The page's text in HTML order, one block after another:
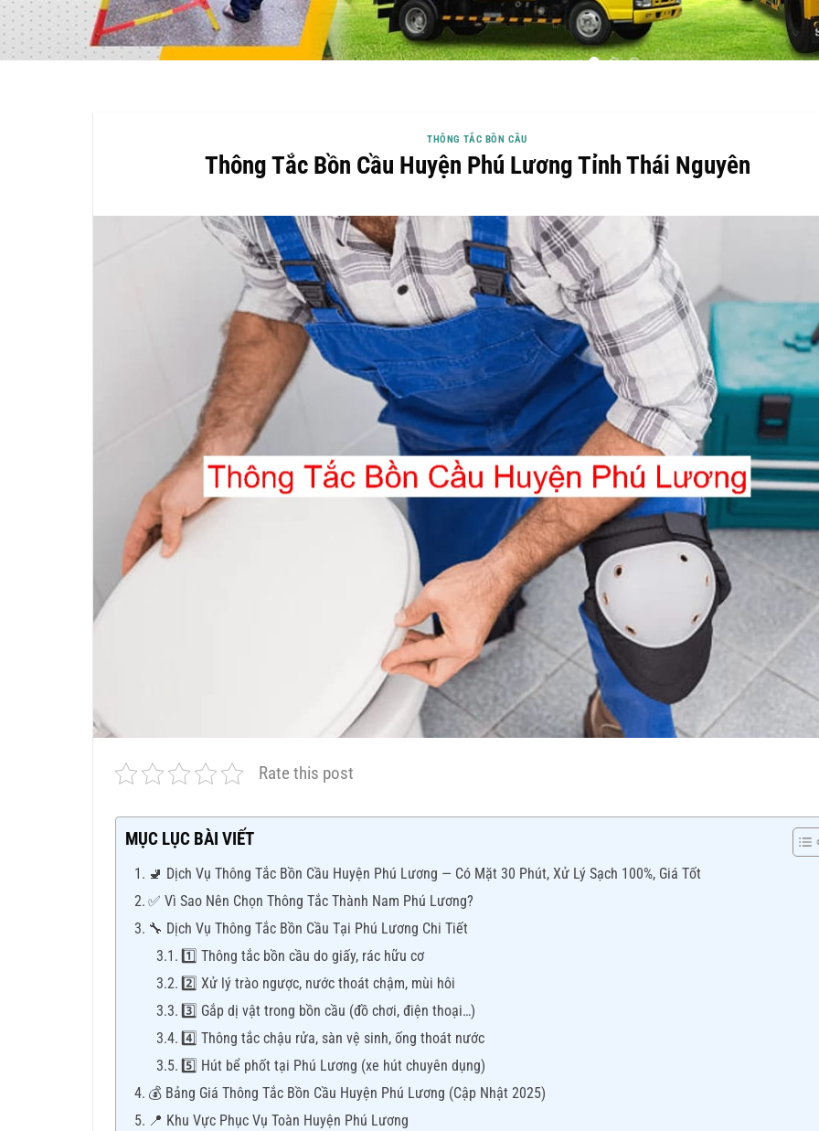
THÔNG TẮC BỒN CẦU
Thông Tắc Bồn Cầu Huyện Phú Lương Tỉnh Thái Nguyên
Rate this post
MỤC LỤC BÀI VIẾT
🚽 Dịch Vụ Thông Tắc Bồn Cầu Huyện Phú Lương — Có Mặt 30 Phút, Xử Lý Sạch 100%, Giá Tốt
✅ Vì Sao Nên Chọn Thông Tắc Thành Nam Phú Lương?
🔧 Dịch Vụ Thông Tắc Bồn Cầu Tại Phú Lương Chi Tiết
1️⃣ Thông tắc bồn cầu do giấy, rác hữu cơ
2️⃣ Xử lý trào ngược, nước thoát chậm, mùi hôi
3️⃣ Gắp dị vật trong bồn cầu (đồ chơi, điện thoại…)
4️⃣ Thông tắc chậu rửa, sàn vệ sinh, ống thoát nước
5️⃣ Hút bể phốt tại Phú Lương (xe hút chuyên dụng)
💰 Bảng Giá Thông Tắc Bồn Cầu Huyện Phú Lương (Cập Nhật 2025)
📍 Khu Vực Phục Vụ Toàn Huyện Phú Lương